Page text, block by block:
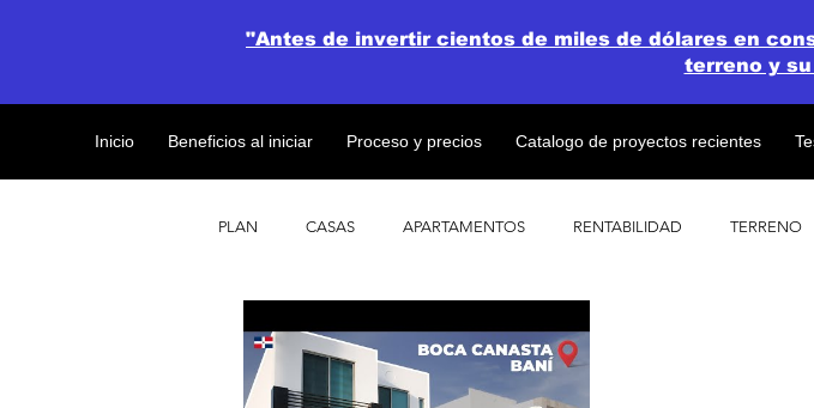
Inicio Beneficios al iniciar Proceso y precios Catalogo de proyectos recientes
"Antes de invertir cientos de miles de dólares en
terreno y
PLAN CASAS APARTAMENTOS RENTABILIDAD TERRENO